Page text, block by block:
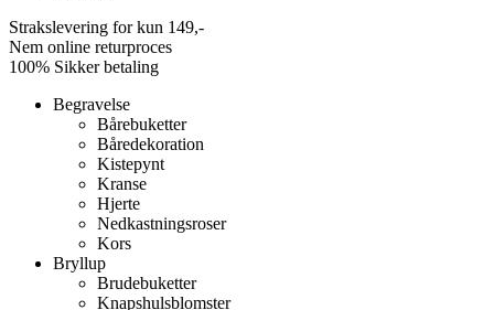
Strakslevering for kun 149,-
Nem online returproces
100% Sikker betaling
Begravelse
Bårebuketter
Båredekoration
Kistepynt
Kranse
Hjerte
Nedkastningsroser
Kors
Bryllup
Brudebuketter
Knapshulsblomster